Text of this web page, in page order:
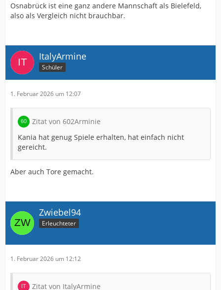
Osnabrück ist eine ganz andere Mannschaft als Bielefeld,
also als Vergleich nicht brauchbar.
ItalyArmine
Schüler
1. Februar 2026 um 12:07
Zitat von 602Arminie
Kania hat genug Spiele erhalten, hat einfach nicht
gereicht.
Aber auch Tore gemacht.
Zwiebel94
Erleuchteter
1. Februar 2026 um 12:12
Zitat von ItalyArmine